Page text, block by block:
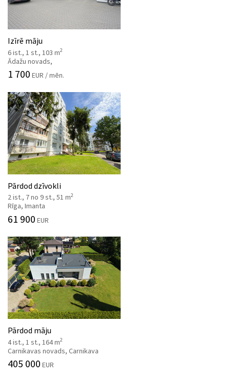
Izīrē māju
6 ist., 1 st., 103 m2
Ādažu novads,
1 700 EUR / mēn.
Pārdod dzīvokli
2 ist., 7 no 9 st., 51 m2
Rīga, Imanta
61 900 EUR
Pārdod māju
4 ist., 1 st., 164 m2
Carnikavas novads, Carnikava
405 000 EUR